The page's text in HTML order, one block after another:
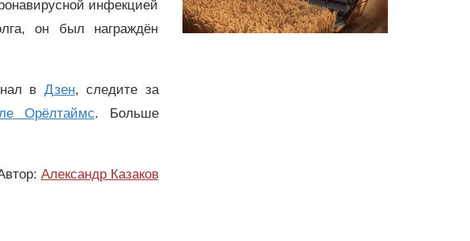
инфекцией
он был награждён
в Дзен, следите за
Орёлтаймс. Больше
Александр Казаков